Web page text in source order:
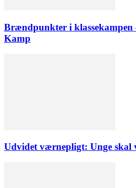
Brændpunkter i klassekampen
Kamp
Udvidet værnepligt: Unge